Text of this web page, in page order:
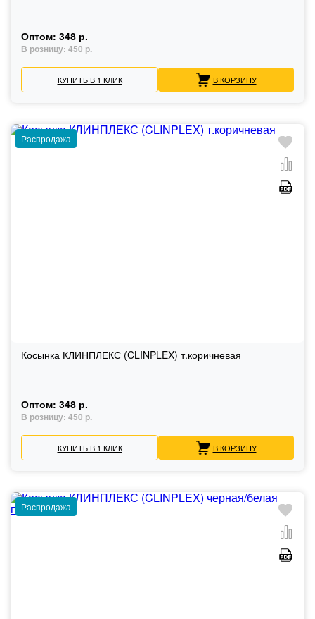
Оптом: 348 р.
В розницу: 450 р.
КУПИТЬ В 1 КЛИК В КОРЗИНУ
Распродажа
Косынка КЛИНПЛЕКС (CLINPLEX) т.коричневая
Оптом: 348 р.
В розницу: 450 р.
КУПИТЬ В 1 КЛИК В КОРЗИНУ
Распродажа